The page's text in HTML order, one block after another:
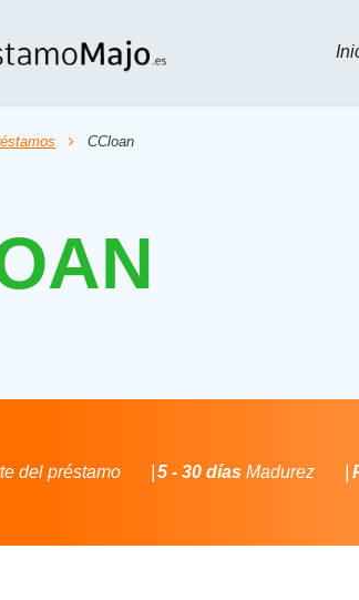
CCloan
del préstamo 5 - 30 días Madurez